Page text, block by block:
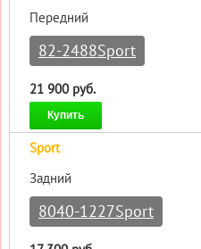
Передний
82-2488Sport
21 900 руб.
Купить
Sport
Задний
8040-1227Sport